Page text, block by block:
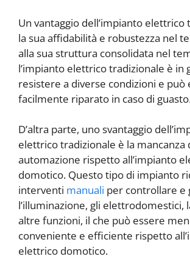
Un vantaggio dell’impianto elettrico
la sua affidabilità e robustezza nel
alla sua struttura consolidata nel
l’impianto elettrico tradizionale è in
resistere a diverse condizioni e può
facilmente riparato in caso di
D’altra parte, uno svantaggio
elettrico tradizionale è la mancanza
automazione rispetto all’impianto
domotico. Questo tipo di impianto
interventi manuali per controllare e
l’illuminazione, gli elettrodomestici,
altre funzioni, il che può essere
conveniente e efficiente rispetto
elettrico domotico.